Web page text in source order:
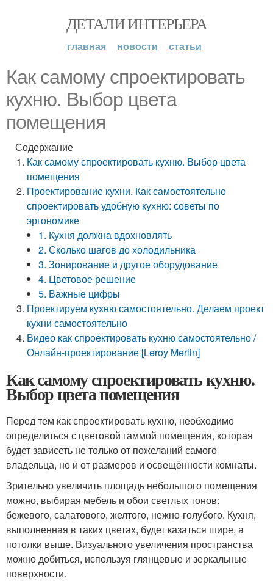
ДЕТАЛИ ИНТЕРЬЕРА
главная новости статьи
Как самому спроектировать
кухню. Выбор цвета
помещения
Содержание
Как самому спроектировать кухню. Выбор цвета
помещения
Проектирование кухни. Как самостоятельно
спроектировать удобную кухню: советы по
эргономике
1. Кухня должна вдохновлять
2. Сколько шагов до холодильника
3. Зонирование и другое оборудование
4. Цветовое решение
5. Важные цифры
Проектируем кухню самостоятельно. Делаем проект
кухни самостоятельно
Видео как спроектировать кухню самостоятельно /
Онлайн-проектирование [Leroy Merlin]
Как самому спроектировать кухню.
Выбор цвета помещения
Перед тем как спроектировать кухню, необходимо
определиться с цветовой гаммой помещения, которая
будет зависеть не только от пожеланий самого
владельца, но и от размеров и освещённости комнаты.
Зрительно увеличить площадь небольшого помещения
можно, выбирая мебель и обои светлых тонов:
бежевого, салатового, желтого, нежно-голубого. Кухня,
выполненная в таких цветах, будет казаться шире, а
потолки выше. Визуального увеличения пространства
можно добиться, используя глянцевые и зеркальные
поверхности.